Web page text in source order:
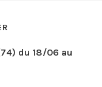
du 18/06 au